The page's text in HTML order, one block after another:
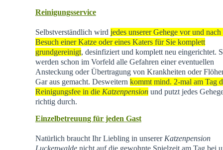
Reinigungsservice
Selbstverständlich wird jedes unserer Gehege vor und nach
Besuch einer Katze oder eines Katers für Sie komplett
grundgereinigt, desinfiziert und komplett neu eingerichtet.
werden schon im Vorfeld alle Gefahren einer eventuellen
Ansteckung oder Übertragung von Krankheiten oder
Gar aus gemacht. Desweitern kommt mind. 2-mal am Tag
Reinigungsfee in die Katzenpensionund putzt jedes
richtig durch.
Einzelbetreuung für jeden Gast
Natürlich braucht Ihr Liebling in unserer Katzenpension
Luckenwaldenicht auf die gewohnte Spielzeit am Tag bei